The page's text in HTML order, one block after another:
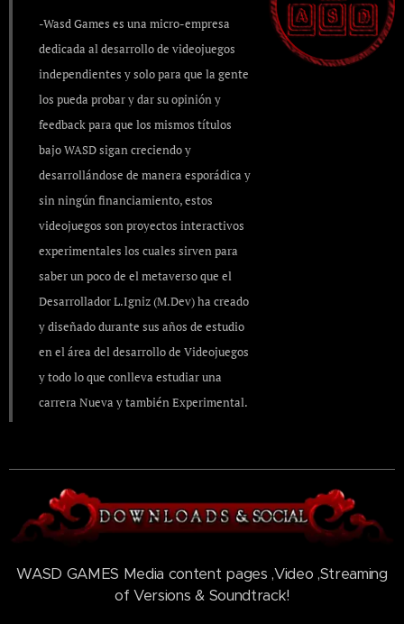
-Wasd Games es una micro-empresa
dedicada al desarrollo de videojuegos
independientes y solo para que la gente
los pueda probar y dar su opinión y
feedback para que los mismos títulos
bajo WASD sigan creciendo y
desarrollándose de manera esporádica y
sin ningún financiamiento, estos
videojuegos son proyectos interactivos
experimentales los cuales sirven para
saber un poco de el metaverso que el
Desarrollador L.Igniz (M.Dev) ha creado
y diseñado durante sus años de estudio
en el área del desarrollo de Videojuegos
y todo lo que conlleva estudiar una
carrera Nueva y también Experimental.
WASD GAMES Media content pages ,Video ,Streaming
of Versions & Soundtrack!